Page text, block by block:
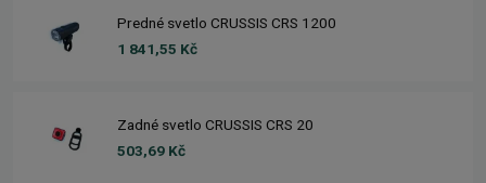
Predné svetlo CRUSSIS CRS 1200
1 841,55 Kč
Zadné svetlo CRUSSIS CRS 20
503,69 Kč